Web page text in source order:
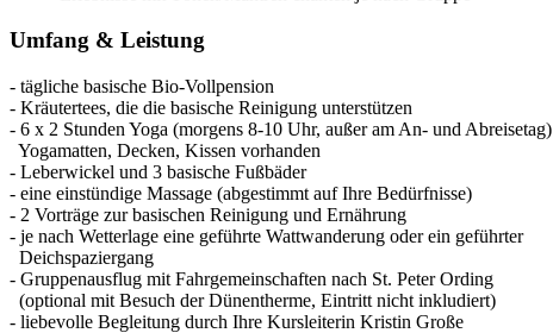
Umfang & Leistung
- tägliche basische Bio-Vollpension
- Kräutertees, die die basische Reinigung unterstützen
- 6 x 2 Stunden Yoga (morgens 8-10 Uhr, außer am An- und Abreisetag)
Yogamatten, Decken, Kissen vorhanden
- Leberwickel und 3 basische Fußbäder
- eine einstündige Massage (abgestimmt auf Ihre Bedürfnisse)
- 2 Vorträge zur basischen Reinigung und Ernährung
- je nach Wetterlage eine geführte Wattwanderung oder ein geführter
Deichspaziergang
- Gruppenausflug mit Fahrgemeinschaften nach St. Peter Ording
(optional mit Besuch der Dünentherme, Eintritt nicht inkludiert)
- liebevolle Begleitung durch Ihre Kursleiterin Kristin Große